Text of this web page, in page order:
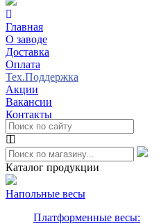
Главная
О заводе
Доставка
Оплата
Тех.Поддержка
Акции
Вакансии
Контакты
Каталог продукции
Напольные весы
Платформенные весы: